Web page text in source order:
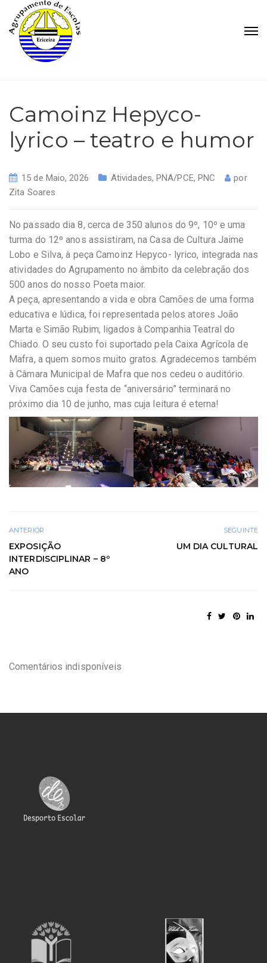
Camoinz Hepyco-
lyrico – teatro e humor
15 de Maio, 2026 Atividades,PNA/PCE, PNC
por
Zita Soares
No passado dia 8, cerca de 350 alunos do 9º, 10º e uma
turma do 12º anos assistiram, na Casa de Cultura Jaime
Lobo e Silva, à peça Camoinz Hepyco- lyrico, integrada nas
atividades do Agrupamento no âmbito da celebração dos
500 anos do nosso Poeta maior.
A peça, apresentando a vida e obra Camões de uma forma
educativa e lúdica, foi representada pelos atores João
Marta e Simão Rubim, ligados à Companhia Teatral do
Chiado. O seu custo foi suportado pela Caixa Agrícola de
Mafra, a quem somos muito gratos. Agradecemos também
à Câmara Municipal de Mafra que nos cedeu o auditório.
Viva Camões cuja festa de “aniversário” terminará no
próximo dia 10 de junho, mas cuja leitura é eterna!
ANTERIOR
EXPOSIÇÃO
INTERDISCIPLINAR – 8º
ANO
SEGUINTE
UM DIA CULTURAL
Comentários indisponíveis